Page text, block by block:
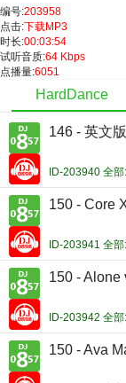
编号:203958
点击:下载MP3
时长:00:03:54
试听音质:64 Kbps
点播量:6051
HardDance
146 - 英文
ID-203940 全
150 - Core
ID-203941 全
150 - Alone
ID-203942 全
150 - Ava